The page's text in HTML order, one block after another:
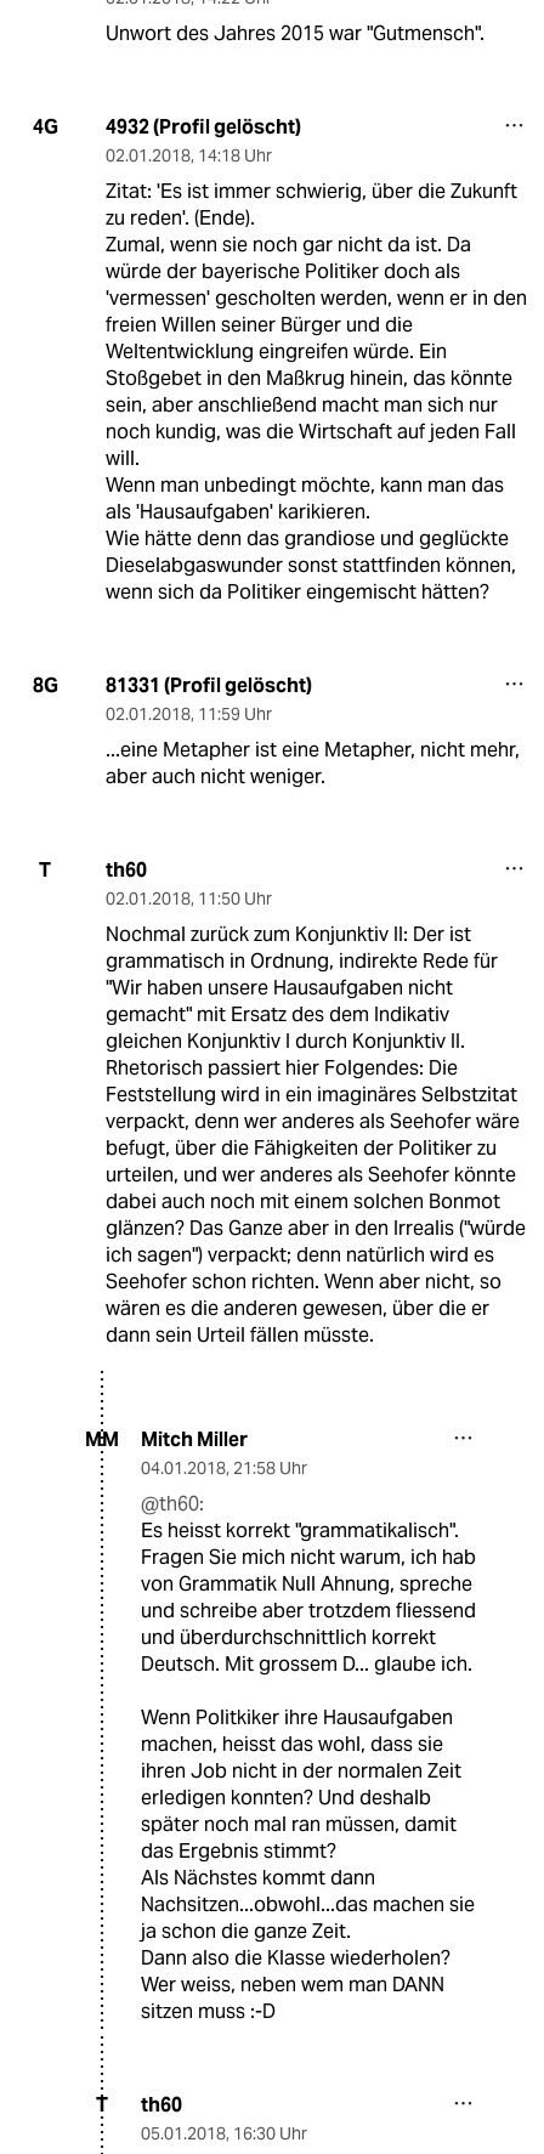
Unwort des Jahres 2015 war "Gutmensch".
4G 4932 (Profil gelöscht)
02.01.2018, 14:18 Uhr
Zitat: 'Es ist immer schwierig, über die Zukunft
zu reden'. (Ende).
Zumal, wenn sie noch gar nicht da ist. Da
würde der bayerische Politiker doch als
'vermessen' gescholten werden, wenn er in den
freien Willen seiner Bürger und die
Weltentwicklung eingreifen würde. Ein
Stoßgebet in den Maßkrug hinein, das könnte
sein, aber anschließend macht man sich nur
noch kundig, was die Wirtschaft auf jeden Fall
will.
Wenn man unbedingt möchte, kann man das
als 'Hausaufgaben' karikieren.
Wie hätte denn das grandiose und geglückte
Dieselabgaswunder sonst stattfinden können,
wenn sich da Politiker eingemischt hätten?
8G 81331 (Profil gelöscht)
02.01.2018, 11:59 Uhr
...eine Metapher ist eine Metapher, nicht mehr,
aber auch nicht weniger.
T th60
02.01.2018, 11:50 Uhr
Nochmal zurück zum Konjunktiv II: Der ist
grammatisch in Ordnung, indirekte Rede für
"Wir haben unsere Hausaufgaben nicht
gemacht" mit Ersatz des dem Indikativ
gleichen Konjunktiv I durch Konjunktiv II.
Rhetorisch passiert hier Folgendes: Die
Feststellung wird in ein imaginäres Selbstzitat
verpackt, denn wer anderes als Seehofer wäre
befugt, über die Fähigkeiten der Politiker zu
urteilen, und wer anderes als Seehofer könnte
dabei auch noch mit einem solchen Bonmot
glänzen? Das Ganze aber in den Irrealis ("würde
ich sagen") verpackt; denn natürlich wird es
Seehofer schon richten. Wenn aber nicht, so
wären es die anderen gewesen, über die er
dann sein Urteil fällen müsste.
MM Mitch Miller
04.01.2018, 21:58 Uhr
@th60:
Es heisst korrekt "grammatikalisch".
Fragen Sie mich nicht warum, ich hab
von Grammatik Null Ahnung, spreche
und schreibe aber trotzdem fliessend
und überdurchschnittlich korrekt
Deutsch. Mit grossem D... glaube ich.
Wenn Politkiker ihre Hausaufgaben
machen, heisst das wohl, dass sie
ihren Job nicht in der normalen Zeit
erledigen konnten? Und deshalb
später noch mal ran müssen, damit
das Ergebnis stimmt?
Als Nächstes kommt dann
Nachsitzen...obwohl...das machen sie
ja schon die ganze Zeit.
Dann also die Klasse wiederholen?
Wer weiss, neben wem man DANN
sitzen muss :-D
T th60
05.01.2018, 16:30 Uhr